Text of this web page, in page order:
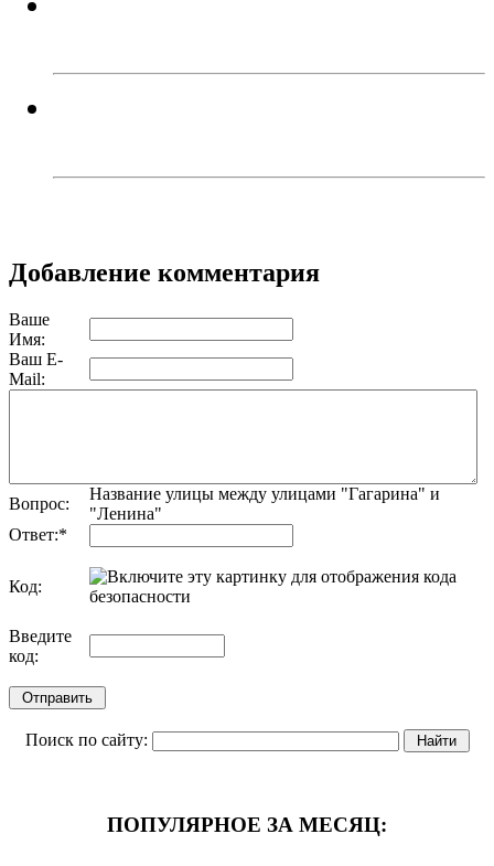
Добавление комментария
Ваше
Имя:
Ваш E-
Mail:
Вопрос:
Название улицы между улицами "Гагарина" и
"Ленина"
Ответ:*
Код:
Введите
код:
Поиск по сайту:
ПОПУЛЯРНОЕ ЗА МЕСЯЦ: